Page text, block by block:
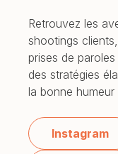
Retrouvez les
shootings
prises de
des stratégies
la bonne
Instagram